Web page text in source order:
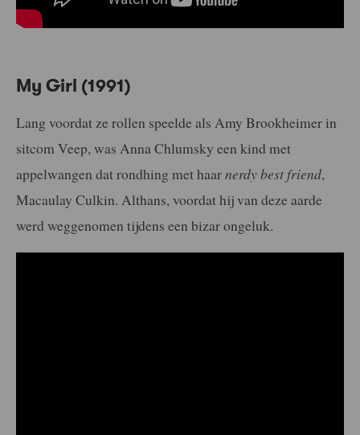
My Girl (1991)
Lang voordat ze rollen speelde als Amy Brookheimer in
sitcom Veep, was Anna Chlumsky een kind met
appelwangen dat rondhing met haarnerdy best friend,
Macaulay Culkin. Althans, voordat hij van deze aarde
werd weggenomen tijdens een bizar ongeluk.